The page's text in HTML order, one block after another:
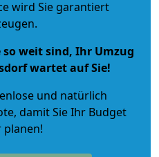
wird Sie garantiert
so weit sind, Ihr Umzug
wartet auf Sie!
und natürlich
, damit Sie Ihr Budget
planen!